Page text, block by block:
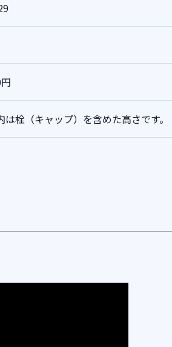
栓（キャップ）を含めた高さです。